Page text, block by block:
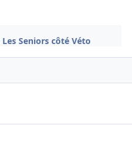
Les Seniors côté Véto